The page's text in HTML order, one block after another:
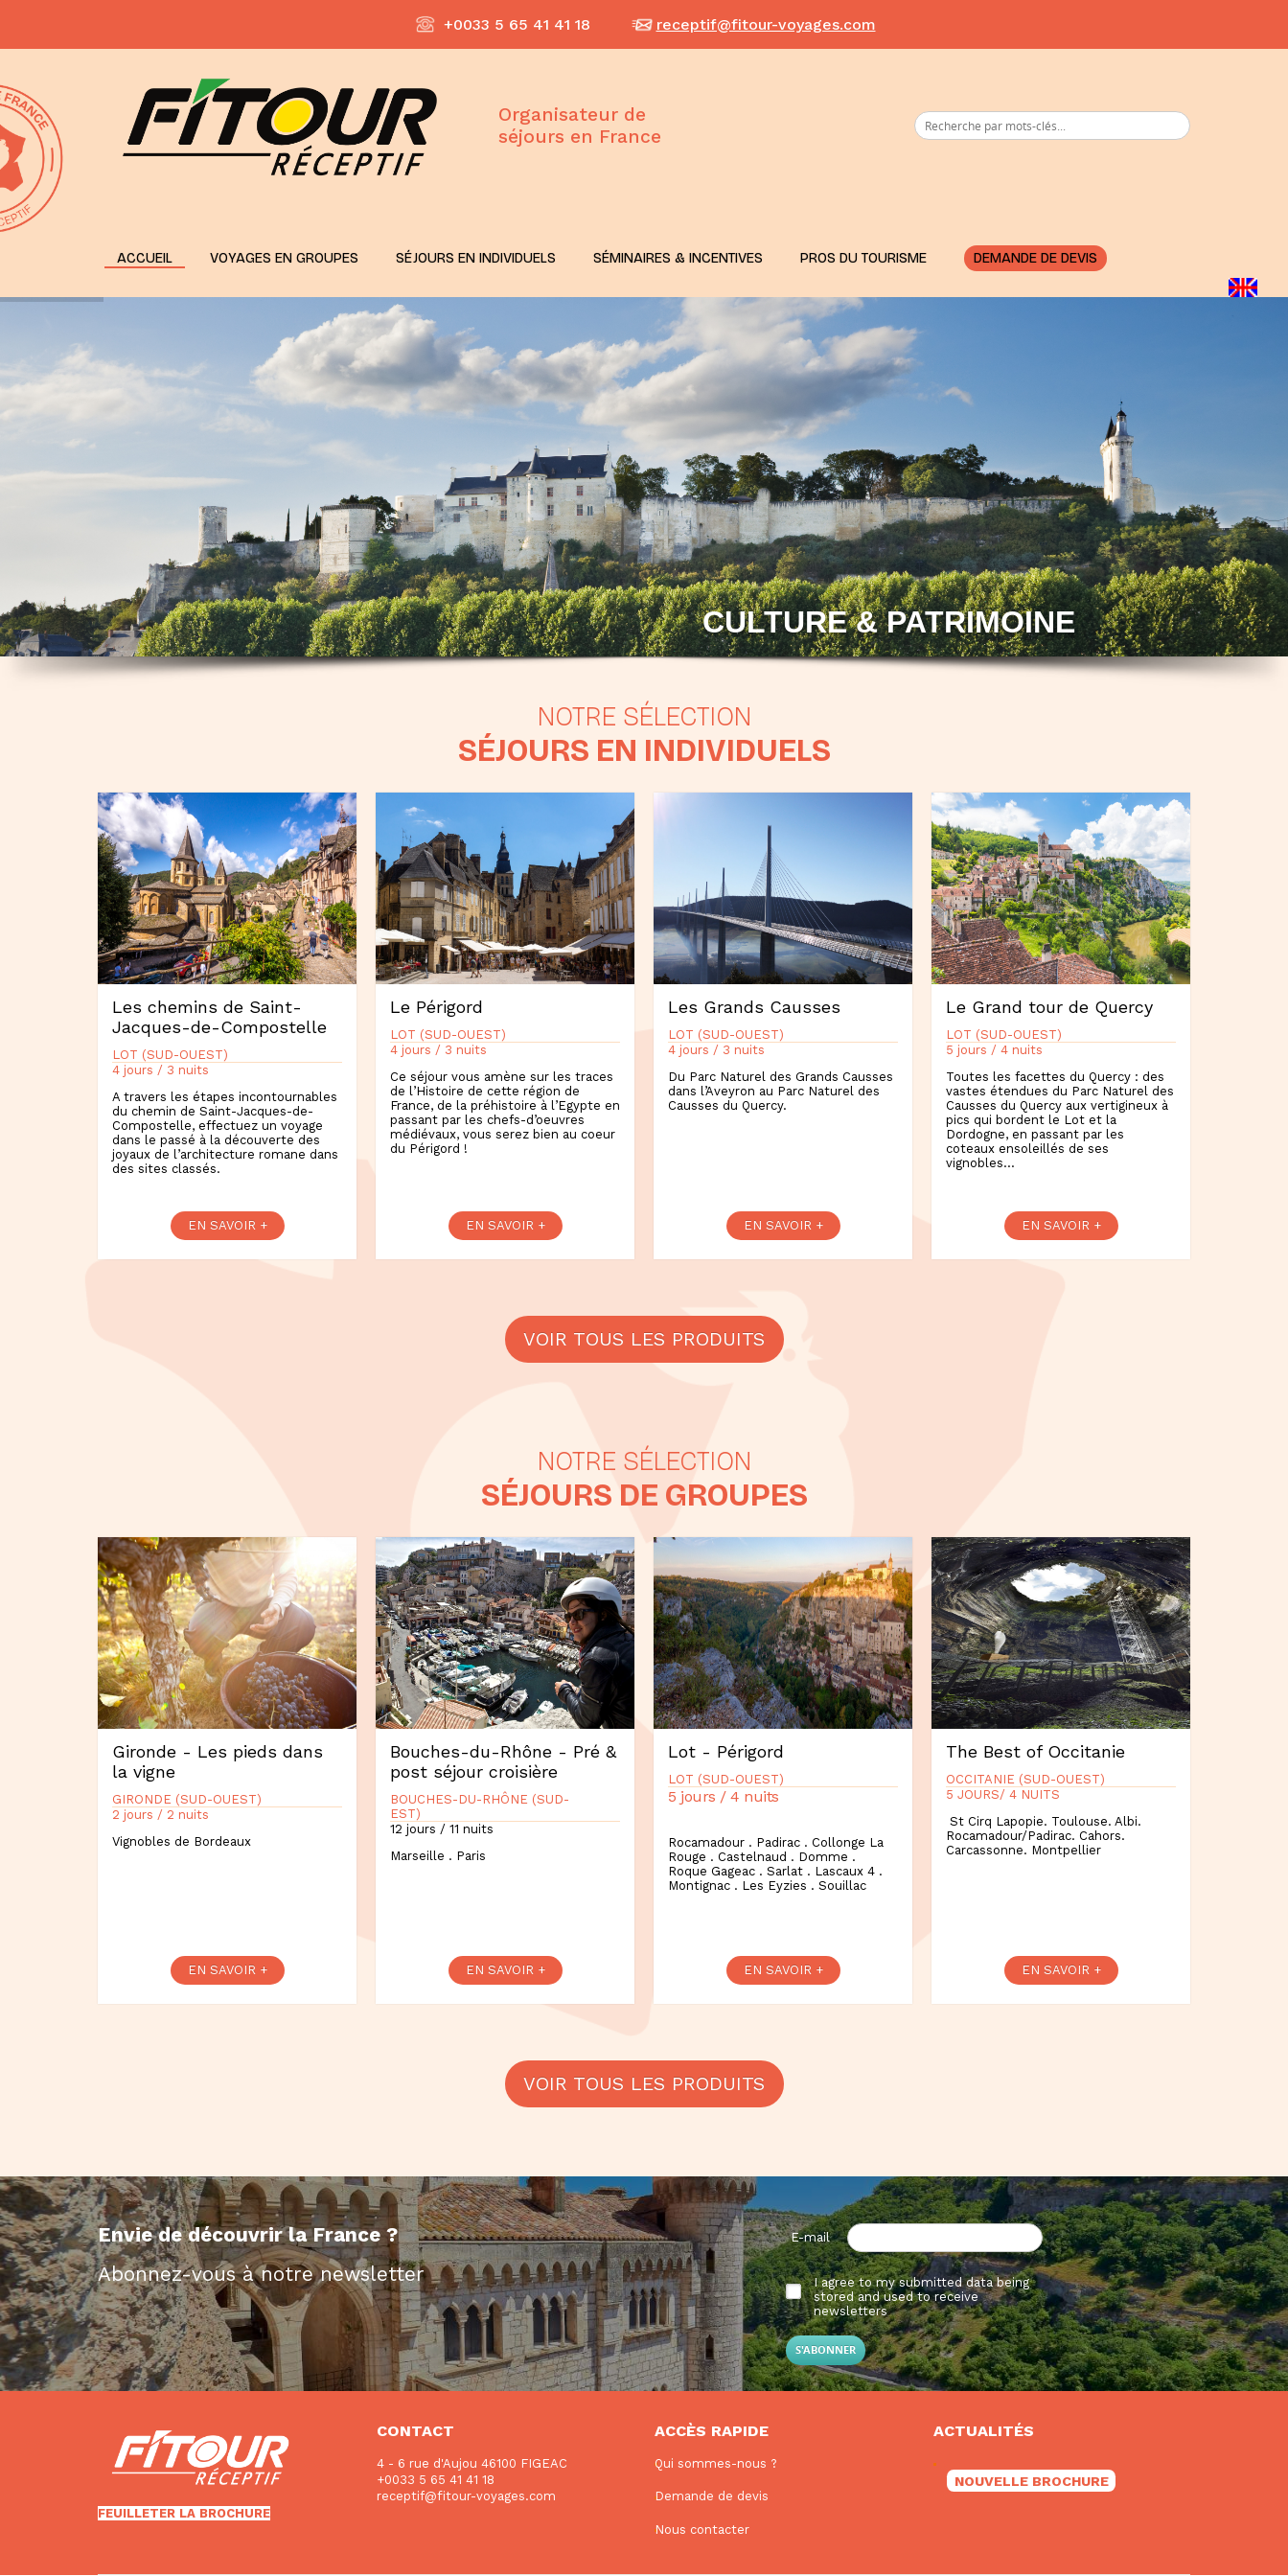
+0033 5 65 41 41 18 receptif@fitour-voyages.com
Organisateur de
séjours en France
ACCUEIL VOYAGES EN GROUPES SÉJOURS EN INDIVIDUELS SÉMINAIRES & INCENTIVES PROS DU TOURISME DEMANDE DE DEVIS
CULTURE & PATRIMOINE
SÉJOURS EN INDIVIDUELS
Les chemins de Saint-
Jacques-de-Compostelle
LOT (SUD-OUEST)
4 jours / 3 nuits
A travers les étapes incontournables
du chemin de Saint-Jacques-de-
Compostelle, effectuez un voyage
dans le passé à la découverte des
joyaux de l’architecture romane dans
des sites classés.
EN SAVOIR +
Le Périgord
LOT (SUD-OUEST)
4 jours / 3 nuits
Ce séjour vous amène sur les traces
de l’Histoire de cette région de
France, de la préhistoire à l’Egypte en
passant par les chefs-d’oeuvres
médiévaux, vous serez bien au coeur
du Périgord !
EN SAVOIR +
Les Grands Causses
LOT (SUD-OUEST)
4 jours / 3 nuits
Du Parc Naturel des Grands Causses
dans l’Aveyron au Parc Naturel des
Causses du Quercy.
EN SAVOIR +
Le Grand tour de Quercy
LOT (SUD-OUEST)
5 jours / 4 nuits
Toutes les facettes du Quercy : des
vastes étendues du Parc Naturel des
Causses du Quercy aux vertigineux à
pics qui bordent le Lot et la
Dordogne, en passant par les
coteaux ensoleillés de ses
vignobles…
EN SAVOIR +
VOIR TOUS LES PRODUITS
SÉJOURS DE GROUPES
Gironde - Les pieds dans
la vigne
GIRONDE (SUD-OUEST)
2 jours / 2 nuits
Vignobles de Bordeaux
EN SAVOIR +
Bouches-du-Rhône - Pré &
post séjour croisière
BOUCHES-DU-RHÔNE (SUD-
EST)
12 jours / 11 nuits
Marseille . Paris
EN SAVOIR +
Lot - Périgord
LOT (SUD-OUEST)
5 jours / 4 nuits
Rocamadour . Padirac . Collonge La
Rouge . Castelnaud . Domme .
Roque Gageac . Sarlat . Lascaux 4 .
Montignac . Les Eyzies . Souillac
EN SAVOIR +
The Best of Occitanie
OCCITANIE (SUD-OUEST)
5 JOURS/ 4 NUITS
St Cirq Lapopie. Toulouse. Albi.
Rocamadour/Padirac. Cahors.
Carcassonne. Montpellier
EN SAVOIR +
VOIR TOUS LES PRODUITS
Envie de découvrir la France ?
Abonnez-vous à notre newsletter
E-mail
I agree to my submitted data being
stored and used to receive
newsletters
FEUILLETER LA BROCHURE
CONTACT
4 - 6 rue d'Aujou 46100 FIGEAC
+0033 5 65 41 41 18
receptif@fitour-voyages.com
ACCÈS RAPIDE
Qui sommes-nous ?
Demande de devis
Nous contacter
ACTUALITÉS
NOUVELLE BROCHURE